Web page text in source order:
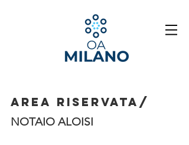
area riservata/
NOTAIO ALOISI